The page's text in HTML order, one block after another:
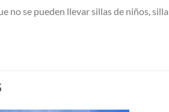
no se pueden llevar sillas de niños,